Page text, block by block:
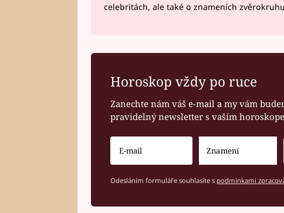
celebritách, ale také o znameních
Horoskop vždy po ruce
Zanechte nám váš e-mail a my vám
pravidelný newsletter s vaším
Odesláním formuláře souhlasíte s podmínkami